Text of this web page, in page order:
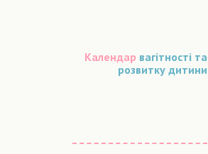
Календар вагітності та
розвитку дитини